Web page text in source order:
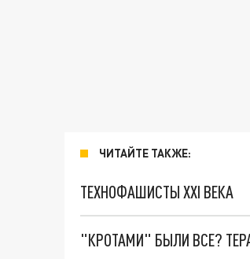
ЧИТАЙТЕ ТАКЖЕ:
ТЕХНОФАШИСТЫ XXI ВЕКА
"КРОТАМИ" БЫЛИ ВСЕ?